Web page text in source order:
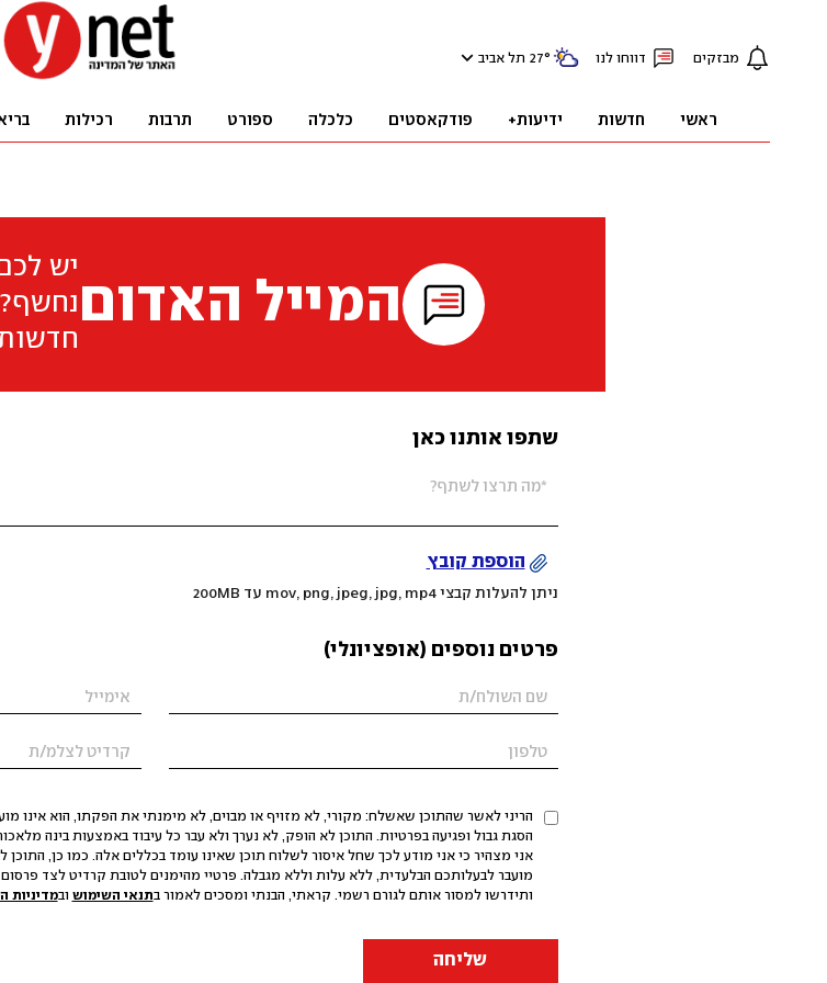
מבזקים דווחו לנו 27° תל אביב
ראשי חדשות ידיעות+ פודקאסטים כלכלה ספורט תרבות רכילות
המייל האדום
יש
שתפו אותנו כאן
הוספת קובץ
ניתן להעלות קבצי mov, png, jpeg, jpg, mp4 עד 200MB
פרטים נוספים (אופציונלי)
הריני לאשר שהתוכן שאשלח: מקורי, לא מזויף או מבוים, לא מימנתי את הפקתו, הוא אינו
אני מצהיר כי אני מודע לכך שחל איסור לשלוח תוכן שאינו עומד בכללים אלה. כמו כן,
מועבר לבעלותכם הבלעדית, ללא עלות וללא מגבלה. פרטיי מהימנים לטובת קרדיט לצד
ותידרשו למסור אותם לגורם רשמי. קראתי, הבנתי ומסכים לאמור בתנאי השימוש ובמדיניות
שליחה